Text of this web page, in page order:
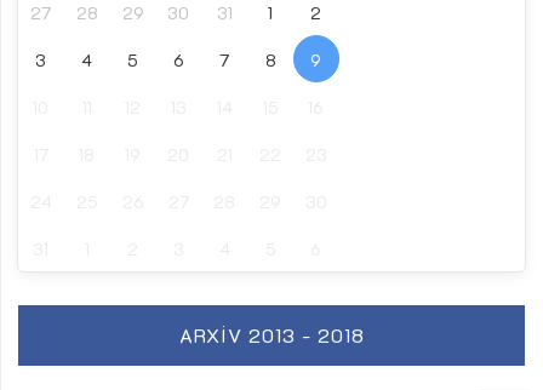
27 28 29 30 31 1 2
3 4 5 6 7 8 9
ARXIV 2013 - 2018